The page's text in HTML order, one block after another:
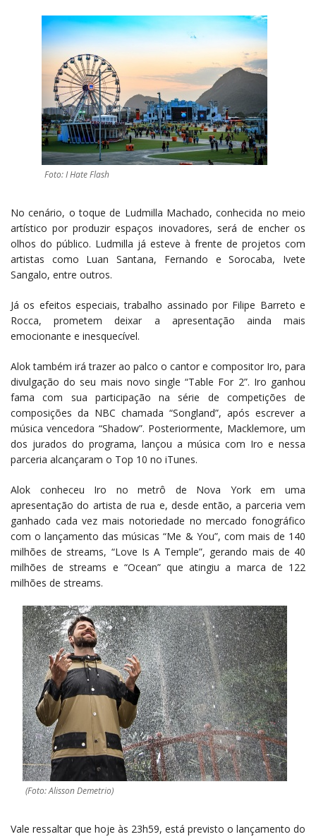
Foto: I Hate Flash
No cenário, o toque de Ludmilla Machado, conhecida no meio
artístico por produzir espaços inovadores, será de encher os
olhos do público. Ludmilla já esteve à frente de projetos com
artistas como Luan Santana, Fernando e Sorocaba, Ivete
Sangalo, entre outros.
Já os efeitos especiais, trabalho assinado por Filipe Barreto e
Rocca, prometem deixar a apresentação ainda mais
emocionante e inesquecível.
Alok também irá trazer ao palco o cantor e compositor Iro, para
divulgação do seu mais novo single “Table For 2”. Iro ganhou
fama com sua participação na série de competições de
composições da NBC chamada “Songland”, após escrever a
música vencedora “Shadow”. Posteriormente, Macklemore, um
dos jurados do programa, lançou a música com Iro e nessa
parceria alcançaram o Top 10 no iTunes.
Alok conheceu Iro no metrô de Nova York em uma
apresentação do artista de rua e, desde então, a parceria vem
ganhado cada vez mais notoriedade no mercado fonográfico
com o lançamento das músicas “Me & You”, com mais de 140
milhões de streams, “Love Is A Temple”, gerando mais de 40
milhões de streams e “Ocean” que atingiu a marca de 122
milhões de streams.
(Foto: Alisson Demetrio)
Vale ressaltar que hoje às 23h59, está previsto o lançamento do